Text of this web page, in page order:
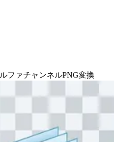
ファチャンネルPNG変換